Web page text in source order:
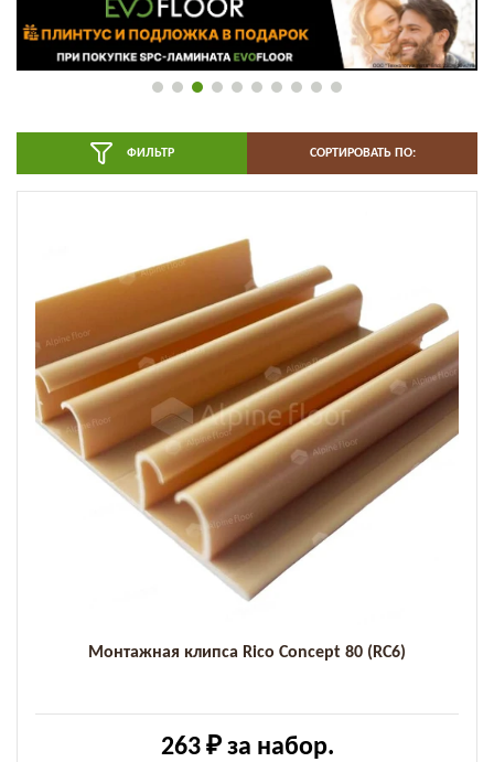
ФИЛЬТР СОРТИРОВАТЬ ПО:
Монтажная клипса Rico Concept 80 (RC6)
263 ₽за набор.